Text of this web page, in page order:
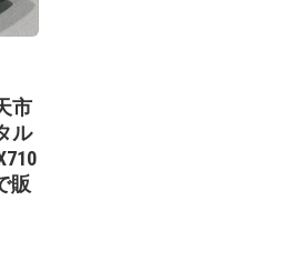
市
ル
販